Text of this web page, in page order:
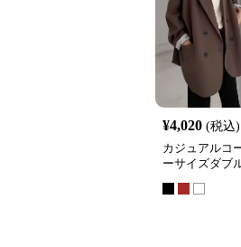
¥4,020 (税込)
カジュアルコ
ーサイズダブ
テーラードジ